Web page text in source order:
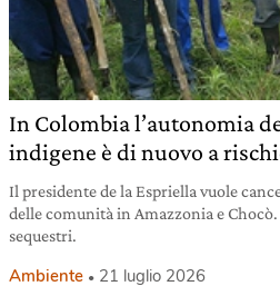
In Colombia l’autonomia
indigene è di nuovo a
Il presidente de la Espriella vuole
delle comunità in Amazzonia e
sequestri.
Ambiente 21 luglio 2026